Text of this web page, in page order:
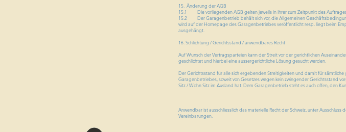
15. Änderung der AGB
15.1 Die vorliegenden AGB gelten jeweils in ihrer zum Zeitpunkt des
15.2 Der Garagenbetrieb behält sich vor, die Allgemeinen
wird auf der Homepage des Garagenbetriebes veröffentlicht resp. liegt beim
ausgehängt.
16. Schlichtung / Gerichtsstand / anwendbares Recht
Auf Wunsch der Vertragsparteien kann der Streit vor der gerichtlichen
geschlichtet und hierbei eine aussergerichtliche Lösung gesucht werden.
Der Gerichtsstand für alle sich ergebenden Streitigkeiten und damit für
Garagenbetriebes, soweit von Gesetzes wegen kein zwingender Gerichtsstand
Sitz / Wohn Sitz im Ausland hat. Dem Garagenbetrieb steht es auch offen, den
Anwendbar ist ausschliesslich das materielle Recht der Schweiz, unter
Vereinbarungen.